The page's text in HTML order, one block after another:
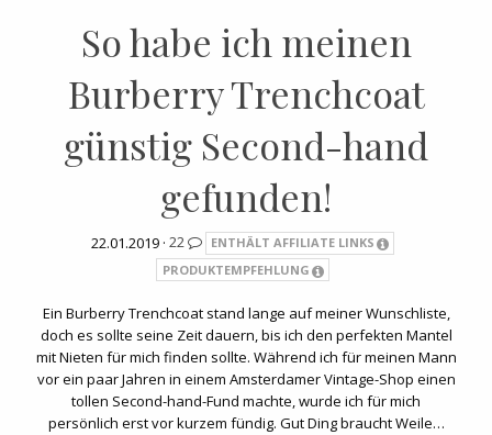
So habe ich meinen
Burberry Trenchcoat
günstig Second-hand
gefunden!
22.01.2019 · 22
ENTHÄLT AFFILIATE LINKS
PRODUKTEMPFEHLUNG
Ein Burberry Trenchcoat stand lange auf meiner Wunschliste,
doch es sollte seine Zeit dauern, bis ich den perfekten Mantel
mit Nieten für mich finden sollte. Während ich für meinen Mann
vor ein paar Jahren in einem Amsterdamer Vintage-Shop einen
tollen Second-hand-Fund machte, wurde ich für mich
persönlich erst vor kurzem fündig. Gut Ding braucht Weile…